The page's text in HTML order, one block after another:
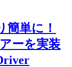
簡単に！
ーを実装